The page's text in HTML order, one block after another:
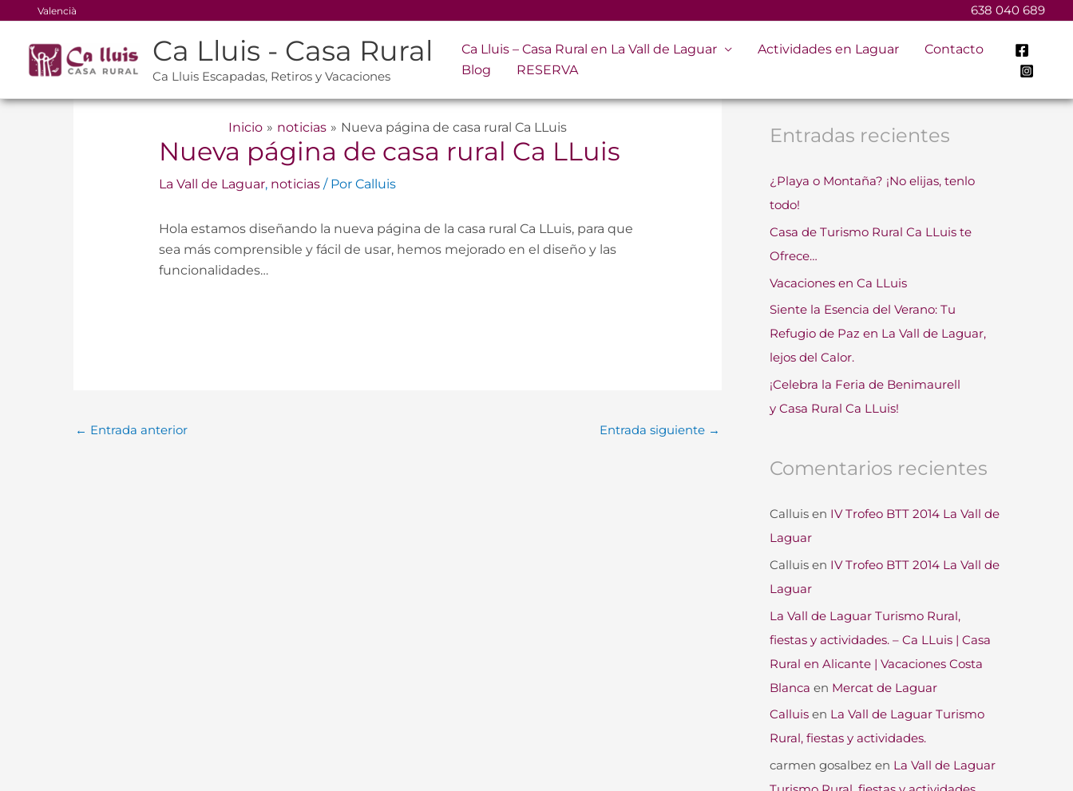
contenido
Valencià 638 040 689
Ca Lluis - Casa Rural
Ca Lluis Escapadas, Retiros y Vacaciones
Ca Lluis – Casa Rural en La Vall de Laguar Actividades en Laguar
Contacto
Blog
RESERVA
Inicio noticias Nueva página de casa rural Ca LLuis
Nueva página de casa rural Ca LLuis
La Vall de Laguar, noticias/ Por Calluis
Hola estamos diseñando la nueva página de la casa rural Ca LLuis, para que
sea más comprensible y fácil de usar, hemos mejorado en el diseño y las
funcionalidades…
← Entrada anterior Entrada siguiente →
u
c
r
p
o
r
:
Entradas recientes
¿Playa o Montaña? ¡No elijas, tenlo
todo!
Casa de Turismo Rural Ca LLuis te
Ofrece…
Vacaciones en Ca LLuis
Siente la Esencia del Verano: Tu
Refugio de Paz en La Vall de Laguar,
lejos del Calor.
¡Celebra la Feria de Benimaurell
y Casa Rural Ca LLuis!
Comentarios recientes
Calluis en IV Trofeo BTT 2014 La Vall de
Laguar
Calluis en IV Trofeo BTT 2014 La Vall de
Laguar
La Vall de Laguar Turismo Rural,
fiestas y actividades. – Ca LLuis | Casa
Rural en Alicante | Vacaciones Costa
Blanca en Mercat de Laguar
Calluis en La Vall de Laguar Turismo
Rural, fiestas y actividades.
carmen gosalbez en La Vall de Laguar